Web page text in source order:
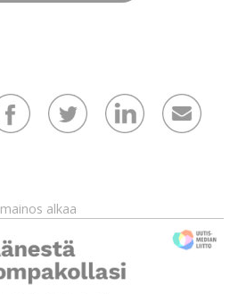
mainos alkaa